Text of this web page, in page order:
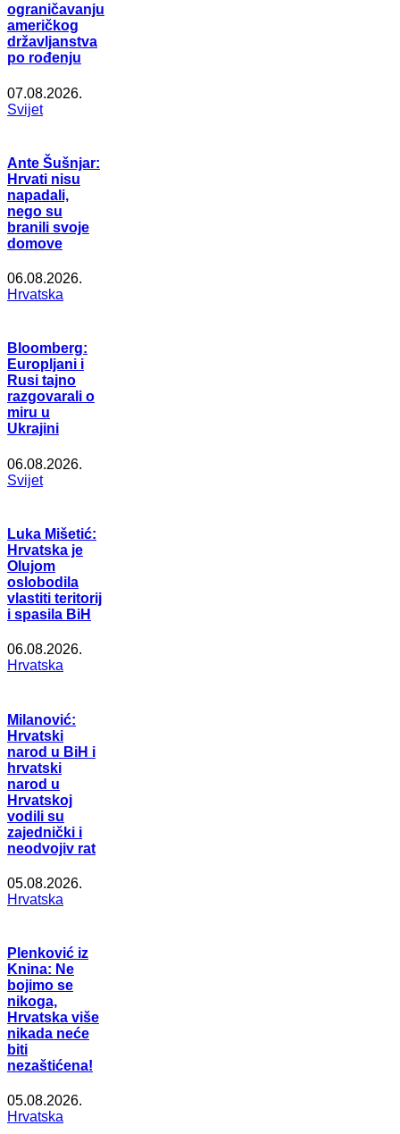
ograničavanju
američkog
državljanstva
po rođenju
07.08.2026.
Svijet
Ante Šušnjar:
Hrvati nisu
napadali,
nego su
branili svoje
domove
06.08.2026.
Hrvatska
Bloomberg:
Europljani i
Rusi tajno
razgovarali o
miru u
Ukrajini
06.08.2026.
Svijet
Luka Mišetić:
Hrvatska je
Olujom
oslobodila
vlastiti teritorij
i spasila BiH
06.08.2026.
Hrvatska
Milanović:
Hrvatski
narod u BiH i
hrvatski
narod u
Hrvatskoj
vodili su
zajednički i
neodvojiv rat
05.08.2026.
Hrvatska
Plenković iz
Knina: Ne
bojimo se
nikoga,
Hrvatska više
nikada neće
biti
nezaštićena!
05.08.2026.
Hrvatska